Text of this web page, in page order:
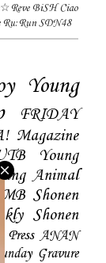
BiSH Ciao
Ru:Run SDN48
Young
FRIDAY
Magazine
Young
Animal
Shonen
Shonen
Press ANAN
Gravure